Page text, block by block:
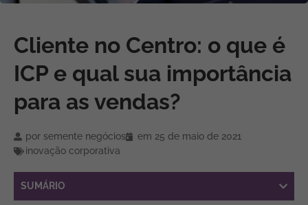
Cliente no Centro: o que é
ICP e qual sua importância
para as vendas?
por semente negócios em 25 de maio de 2021
inovação corporativa
SUMÁRIO